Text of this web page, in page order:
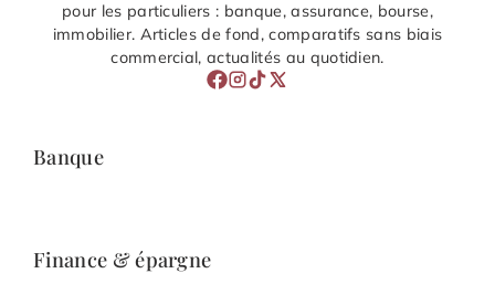
pour les particuliers : banque, assurance, bourse,
immobilier. Articles de fond, comparatifs sans biais
commercial, actualités au quotidien.
Banque
Finance & épargne